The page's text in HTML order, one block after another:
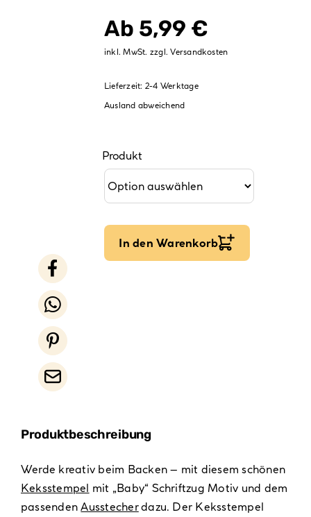
Ab 5,99 €
inkl. MwSt. zzgl.Versandkosten
Lieferzeit: 2-4 Werktage
Ausland abweichend
Produkt
In den Warenkorb
Produktbeschreibung
Werde kreativ beim Backen – mit diesem schönen
Keksstempel mit „Baby“ Schriftzug Motiv und dem
passendenAusstecherdazu. Der Keksstempel